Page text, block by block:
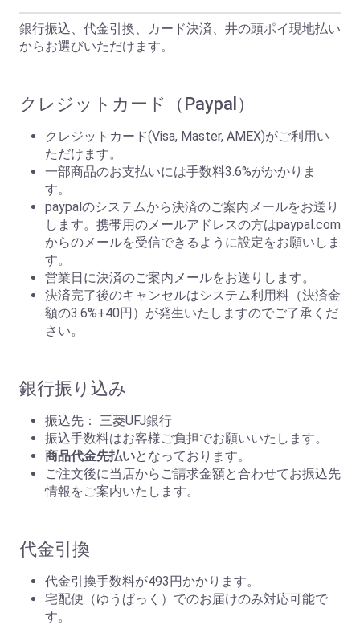
銀行振込、代金引換、カード決済、井の頭ポイ現地払い
からお選びいただけます。
クレジットカード（Paypal）
クレジットカード(Visa, Master, AMEX)がご利用い
ただけます。
一部商品のお支払いには手数料3.6%がかかりま
す。
paypalのシステムから決済のご案内メールをお送り
します。携帯用のメールアドレスの方はpaypal.com
からのメールを受信できるように設定をお願いしま
す。
営業日に決済のご案内メールをお送りします。
決済完了後のキャンセルはシステム利用料（決済金
額の3.6%+40円）が発生いたしますのでご了承くだ
さい。
銀行振り込み
振込先： 三菱UFJ銀行
振込手数料はお客様ご負担でお願いいたします。
商品代金先払いとなっております。
ご注文後に当店からご請求金額と合わせてお振込先
情報をご案内いたします。
代金引換
代金引換手数料が493円かかります。
宅配便（ゆうぱっく）でのお届けのみ対応可能で
す。